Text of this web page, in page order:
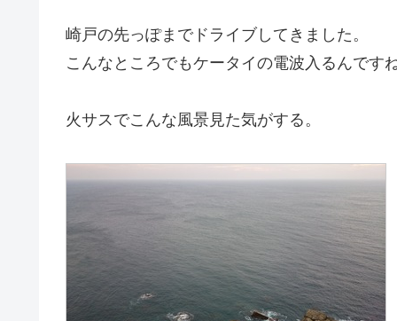
崎戸の先っぽまでドライブしてきました。
こんなところでもケータイの電波入るんです
火サスでこんな風景見た気がする。